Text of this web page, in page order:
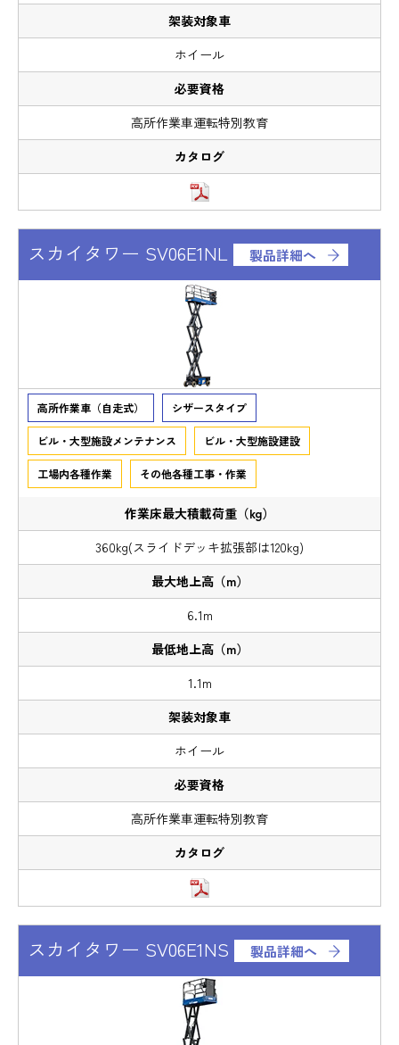
ホイール
高所作業車運転特別教育
スカイタワー SV06E1NL 製品詳細へ
高所作業車（自走式） シザースタイプ
ビル・大型施設メンテナンス ビル・大型施設建設
工場内各種作業 その他各種工事・作業
360kg(スライドデッキ拡張部は120kg)
6.1m
1.1m
ホイール
高所作業車運転特別教育
スカイタワー SV06E1NS 製品詳細へ